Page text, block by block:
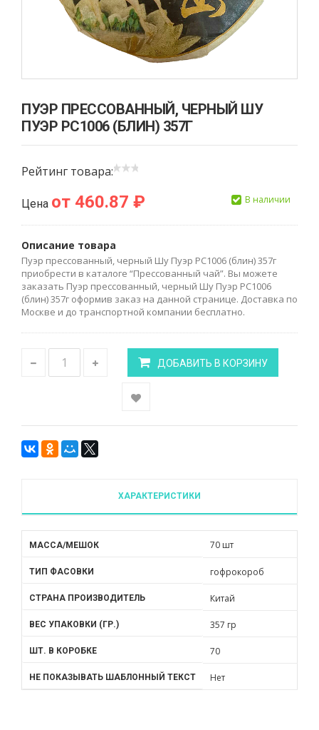
ПУЭР ПРЕССОВАННЫЙ, ЧЕРНЫЙ ШУ
ПУЭР РС1006 (БЛИН) 357Г
Рейтинг товара:
Цена от 460.87 ₽ В наличии
Описание товара
Пуэр прессованный, черный Шу Пуэр РС1006 (блин) 357г
приобрести в каталоге “Прессованный чай”. Вы можете
заказать Пуэр прессованный, черный Шу Пуэр РС1006
(блин) 357г оформив заказ на данной странице. Доставка по
Москве и до транспортной компании бесплатно.
ДОБАВИТЬ В КОРЗИНУ
ХАРАКТЕРИСТИКИ
МАССА/МЕШОК 70 шт
ТИП ФАСОВКИ гофрокороб
СТРАНА ПРОИЗВОДИТЕЛЬ Китай
ВЕС УПАКОВКИ (ГР.) 357 гр
ШТ. В КОРОБКЕ 70
НЕ ПОКАЗЫВАТЬ ШАБЛОННЫЙ ТЕКСТ Нет